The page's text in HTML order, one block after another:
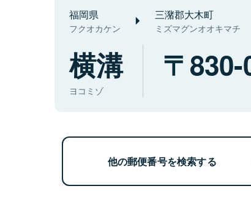
福岡県
フクオカケン
三潴郡大木町
ミズマグンオオキマチ
横溝
ヨコミゾ
他の郵便番号を検索する